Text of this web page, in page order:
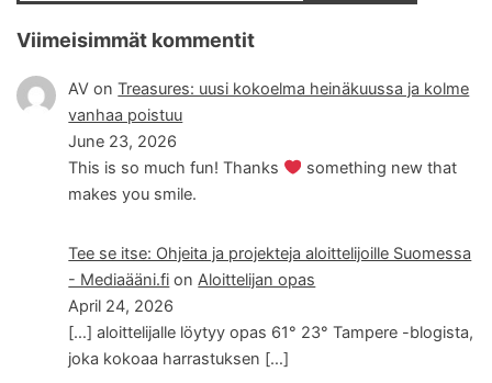
Viimeisimmät kommentit
AV onTreasures: uusi kokoelma heinäkuussa ja kolme
vanhaa poistuu
June 23, 2026
This is so much fun! Thanks
something new that
makes you smile.
Tee se itse: Ohjeita ja projekteja aloittelijoille Suomessa
- Mediaääni.fi on Aloittelijan opas
April 24, 2026
[…] aloittelijalle löytyy opas 61° 23° Tampere -blogista,
joka kokoaa harrastuksen […]